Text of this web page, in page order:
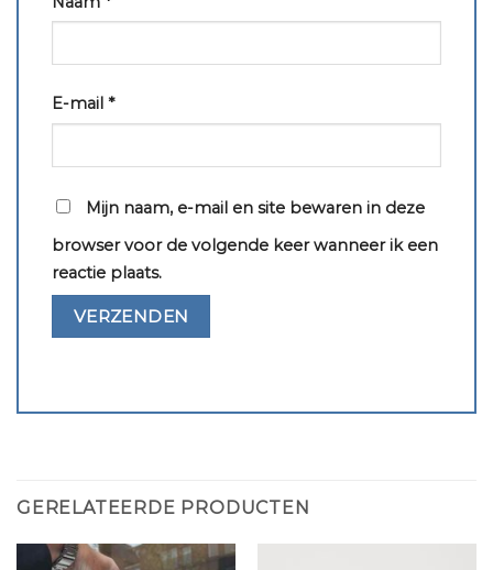
E-mail *
Mijn naam, e-mail en site bewaren in deze
browser voor de volgende keer wanneer ik een
reactie plaats.
GERELATEERDE PRODUCTEN